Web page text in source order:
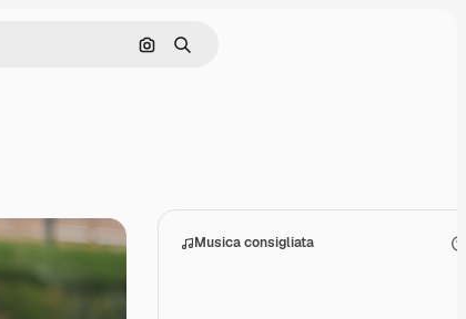
Cerca per immagine
Ricerca
Musica consigliata